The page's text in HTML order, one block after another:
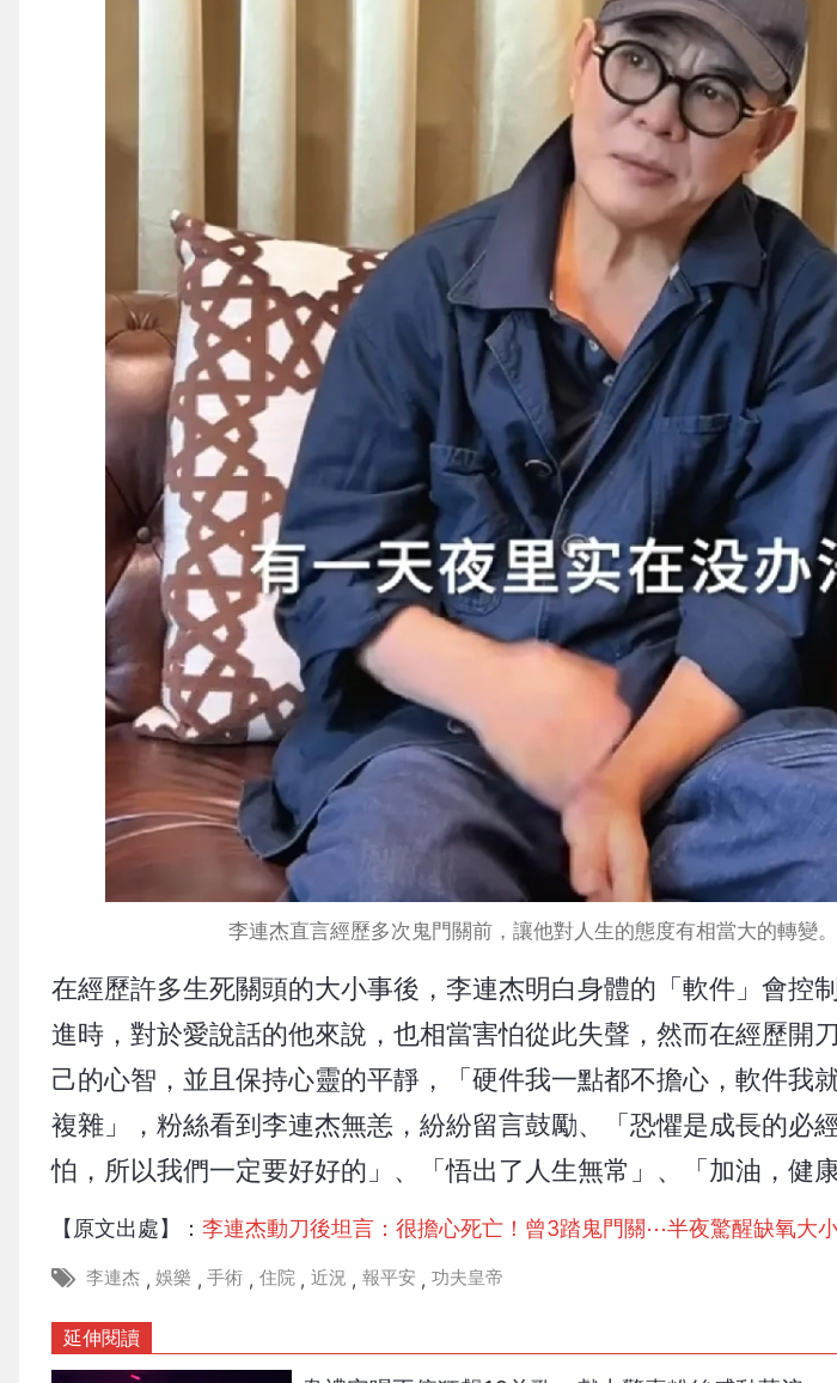
李連杰直言經歷多次鬼門關前，讓他對人生的態度有相當大的轉變。
在經歷許多生死關頭的大小事後，李連杰明白身體的「軟件」會控
進時，對於愛說話的他來說，也相當害怕從此失聲，然而在經歷開
己的心智，並且保持心靈的平靜，「硬件我一點都不擔心，軟件我
複雜」，粉絲看到李連杰無恙，紛紛留言鼓勵、「恐懼是成長的必
怕，所以我們一定要好好的」、「悟出了人生無常」、「加油，健康
【原文出處】：李連杰動刀後坦言：很擔心死亡！曾3踏鬼門關⋯半夜驚醒缺氧大
李連杰 , 娛樂 , 手術 , 住院 , 近況 , 報平安 , 功夫皇帝
延伸閱讀